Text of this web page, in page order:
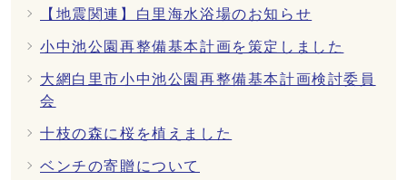
【地震関連】白里海水浴場のお知らせ
小中池公園再整備基本計画を策定しました
大網白里市小中池公園再整備基本計画検討委員
会
十枝の森に桜を植えました
ベンチの寄贈について